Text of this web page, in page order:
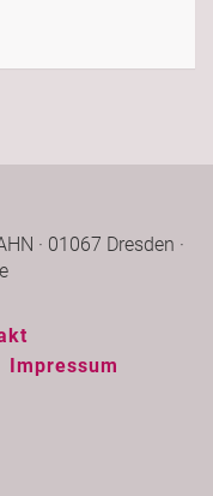
· 01067 Dresden ·
Impressum